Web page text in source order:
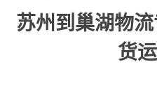
苏州到巢湖物
货